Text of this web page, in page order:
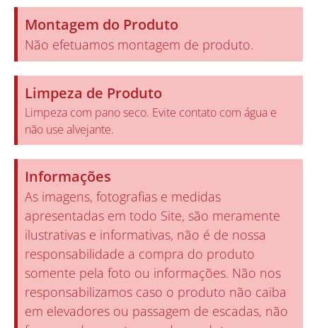
Montagem do Produto
Não efetuamos montagem de produto.
Limpeza de Produto
Limpeza com pano seco. Evite contato com água e
não use alvejante.
Informações
As imagens, fotografias e medidas
apresentadas em todo Site, são meramente
ilustrativas e informativas, não é de nossa
responsabilidade a compra do produto
somente pela foto ou informações. Não nos
responsabilizamos caso o produto não caiba
em elevadores ou passagem de escadas, não